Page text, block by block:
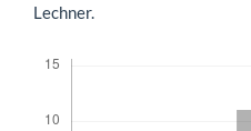
Lechner.